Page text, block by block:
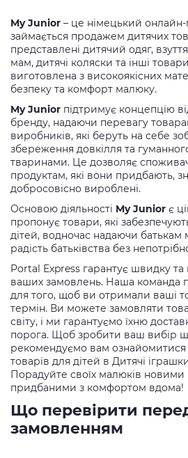
My Junior – це німецький
займається продажем дитячих
представлені дитячий одяг,
мам, дитячі коляски та інші
виготовлена з високоякісних
безпеку та комфорт малюку.
My Junior підтримує концепцію
бренду, надаючи перевагу
виробників, які беруть на себе
збереження довкілля та
тваринами. Це дозволяє
продуктам, які вони придбають,
добросовісно вироблені.
Основою діяльності My Junior є
пропонує товари, які
дітей, водночас надаючи батькам
радість батьківства без
Portal Express гарантує швидку та
ваших замовлень. Наша команда
для того, щоб ви отримали ваші
термін. Ви можете замовляти
світу, і ми гарантуємо їхню
порога. Щоб зробити ваш
рекомендуємо вам
товарів для дітей в Дитячі
Порадуйте своїх малюків новими
придбаними з комфортом вдома!
Що перевірити
замовленням